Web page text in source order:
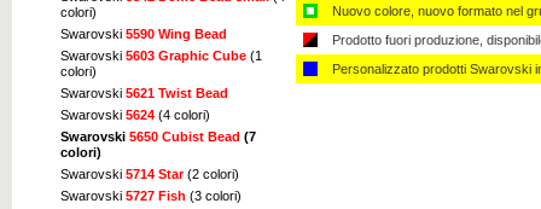
colori)
Swarovski 5590 Wing Bead
Swarovski 5603 Graphic Cube (1
colori)
Swarovski 5621 Twist Bead
Swarovski 5624 (4 colori)
Swarovski 5650 Cubist Bead (7
colori)
Swarovski 5714 Star(2 colori)
Swarovski 5727 Fish (3 colori)
Nuovo colore, nuovo formato nel
Prodotto fuori produzione,
Personalizzato ​​prodotti Swarovski